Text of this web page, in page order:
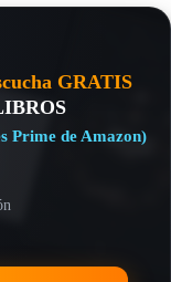
GRATIS
Prime de Amazon)